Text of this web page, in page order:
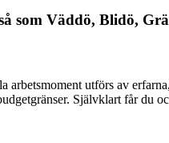
som Väddö, Blidö,
arbetsmoment utförs av
Självklart får